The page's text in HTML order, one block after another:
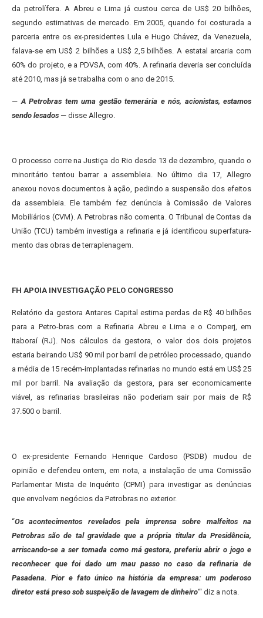
da petrolífera. A Abreu e Lima já custou cerca de US$ 20 bilhões,
segundo estimativas de mercado. Em 2005, quando foi costurada a
parceria entre os ex-presidentes Lula e Hugo Chávez, da Venezuela,
falava-se em US$ 2 bilhões a US$ 2,5 bilhões. A estatal arcaria com
60% do projeto, e a PDVSA, com 40%. A refinaria deveria ser concluída
até 2010, mas já se trabalha com o ano de 2015.
—A Petrobras tem uma gestão temerária e nós, acionistas, estamos
sendo lesados — disse Allegro.
O processo corre na Justiça do Rio desde 13 de dezembro, quando o
minoritário tentou barrar a assembleia. No último dia 17, Allegro
anexou novos documentos à ação, pedindo a suspensão dos efeitos
da assembleia. Ele também fez denúncia à Comissão de Valores
Mobiliários (CVM). A Petrobras não comenta. O Tribunal de Contas da
União (TCU) também investiga a refinaria e já identificou superfatura-
mento das obras de terraplenagem.
FH APOIA INVESTIGAÇÃO PELO CONGRESSO
Relatório da gestora Antares Capital estima perdas de R$ 40 bilhões
para a Petro-bras com a Refinaria Abreu e Lima e o Comperj, em
Itaboraí (RJ). Nos cálculos da gestora, o valor dos dois projetos
estaria beirando US$ 90 mil por barril de petróleo processado, quando
a média de 15 recém-implantadas refinarias no mundo está em US$ 25
mil por barril. Na avaliação da gestora, para ser economicamente
viável, as refinarias brasileiras não poderiam sair por mais de R$
37.500 o barril.
O ex-presidente Fernando Henrique Cardoso (PSDB) mudou de
opinião e defendeu ontem, em nota, a instalação de uma Comissão
Parlamentar Mista de Inquérito (CPMI) para investigar as denúncias
que envolvem negócios da Petrobras no exterior.
“Os acontecimentos revelados pela imprensa sobre malfeitos na
Petrobras são de tal gravidade que a própria titular da Presidência,
arriscando-se a ser tomada como má gestora, preferiu abrir o jogo e
reconhecer que foi dado um mau passo no caso da refinaria de
Pasadena. Pior e fato único na história da empresa: um poderoso
diretor está preso sob suspeição de lavagem de dinheiro“‘ diz a nota.